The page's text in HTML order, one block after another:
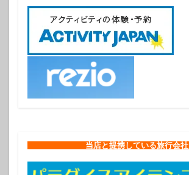
当店と提携している旅行会社